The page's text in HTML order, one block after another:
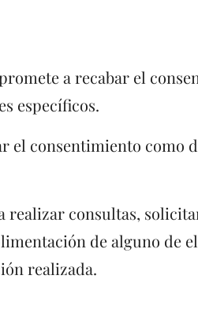
a recabar el
específicos.
el consentimiento como
realizar consultas,
de alguno de
realizada.